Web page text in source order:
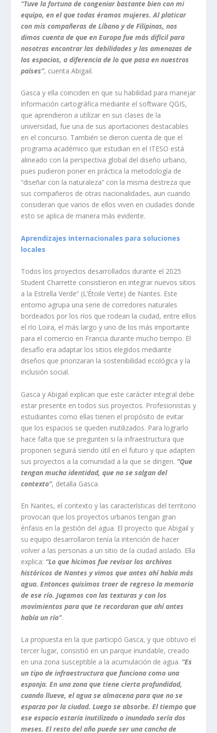
“Tuve la fortuna de congeniar bastante bien con mi
equipo, en el que todas éramos mujeres. Al platicar
con mis compañeras de Líbano y de Filipinas, nos
dimos cuenta de que en Europa fue más difícil para
nosotras encontrar las debilidades y las amenazas de
los espacios, a diferencia de lo que pasa en nuestros
países”, cuenta Abigail.
Gasca y ella coinciden en que su habilidad para manejar
información cartográfica mediante el software QGIS,
que aprendieron a utilizar en sus clases de la
universidad, fue una de sus aportaciones destacables
en el concurso. También se dieron cuenta de que el
programa académico que estudian en el ITESO está
alineado con la perspectiva global del diseño urbano,
pues pudieron poner en práctica la metodología de
“diseñar con la naturaleza” con la misma destreza que
sus compañeros de otras nacionalidades, aun cuando
consideran que varios de ellos viven en ciudades donde
esto se aplica de manera más evidente.
Aprendizajes internacionales para soluciones
locales
Todos los proyectos desarrollados durante el 2025
Student Charrette consistieron en integrar nuevos sitios
a la Estrella Verde” (L’Étoile Verte) de Nantes. Este
entorno agrupa una serie de corredores naturales
bordeados por los ríos que rodean la ciudad, entre ellos
el río Loira, el más largo y uno de los más importante
para el comercio en Francia durante mucho tiempo. El
desafío era adaptar los sitios elegidos mediante
diseños que priorizaran la sostenibilidad ecológica y la
inclusión social.
Gasca y Abigail explican que este carácter integral debe
estar presente en todos sus proyectos. Profesionistas y
estudiantes como ellas tienen el propósito de evitar
que los espacios se queden inutilizados. Para lograrlo
hace falta que se pregunten si la infraestructura que
proponen seguirá siendo útil en el futuro y que adapten
sus proyectos a la comunidad a la que se dirigen. “Que
tengan mucha identidad, que no se salgan del
contexto”, detalla Gasca.
En Nantes, el contexto y las características del territorio
provocan que los proyectos urbanos tengan gran
énfasis en la gestión del agua. El proyecto que Abigail y
su equipo desarrollaron tenía la intención de hacer
volver a las personas a un sitio de la ciudad aislado. Ella
explica: “Lo que hicimos fue revisar los archivos
históricos de Nantes y vimos que antes ahí había más
agua. Entonces quisimos traer de regreso la memoria
de ese río. Jugamos con las texturas y con los
movimientos para que te recordaran que ahí antes
había un río”.
La propuesta en la que participó Gasca, y que obtuvo el
tercer lugar, consistió en un parque inundable, creado
en una zona susceptible a la acumulación de agua. “Es
un tipo de infraestructura que funciona como una
esponja. En una zona que tiene cierta profundidad,
cuando llueve, el agua se almacena para que no se
esparza por la ciudad. Luego se absorbe. El tiempo que
ese espacio estaría inutilizado o inundado sería dos
meses. El resto del año puede ser una cancha de